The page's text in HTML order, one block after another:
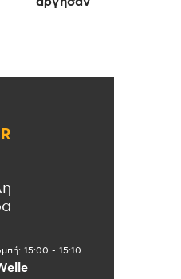
15:00 - 15:10